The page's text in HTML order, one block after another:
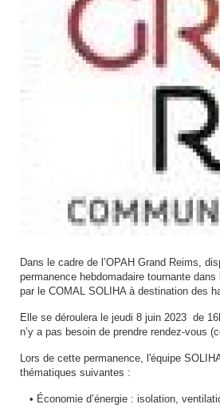
Dans le cadre de l’OPAH Grand Reims,
permanence hebdomadaire tournante
par le COMAL SOLIHA à destination des
Elle se déroulera le jeudi 8 juin 2023 de
n’y a pas besoin de prendre rendez-vous
Lors de cette permanence, l'équipe
thématiques suivantes :
• Économie d’énergie : isolation,